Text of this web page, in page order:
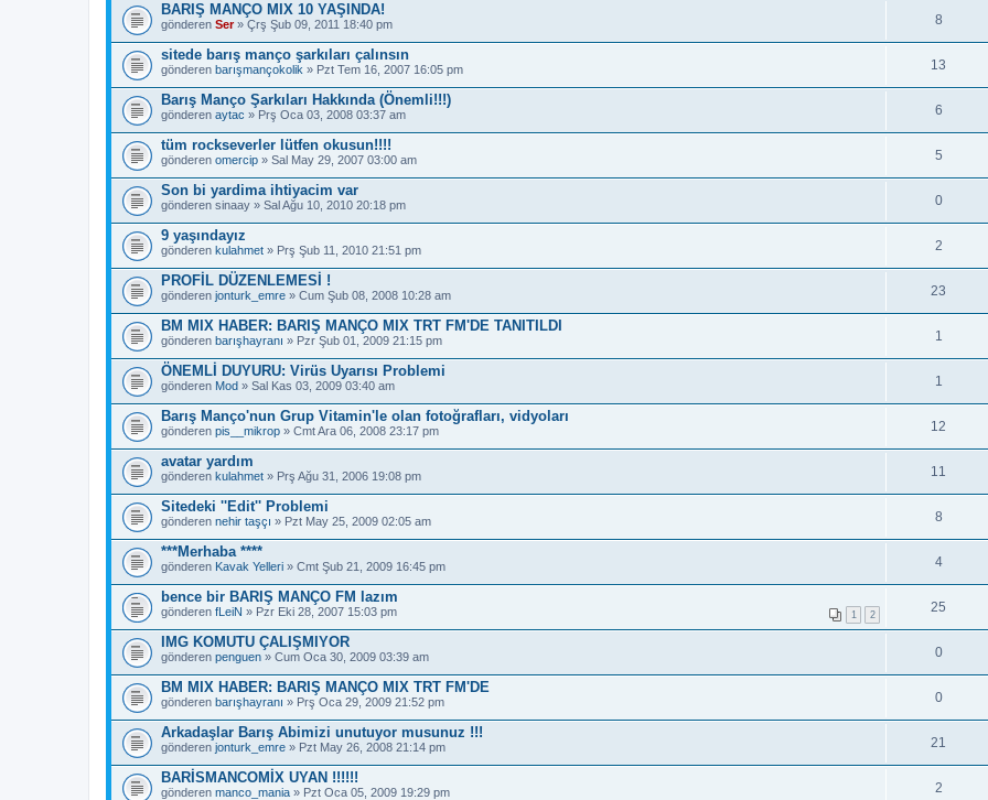
BARIŞ MANÇO MIX 10 YAŞINDA!
gönderen Ser» Çrş Şub 09, 2011 18:40 pm 8
sitede barış manço şarkıları çalınsın
gönderen barışmançokolik » Pzt Tem 16, 2007 16:05 pm 13
Barış Manço Şarkıları Hakkında (Önemli!!!)
gönderen aytac » Prş Oca 03, 2008 03:37 am 6
tüm rockseverler lütfen okusun!!!!
gönderen omercip » Sal May 29, 2007 03:00 am 5
Son bi yardima ihtiyacim var
gönderen sinaay » Sal Ağu 10, 2010 20:18 pm 0
9 yaşındayız
gönderen kulahmet » Prş Şub 11, 2010 21:51 pm 2
PROFİL DÜZENLEMESİ !
gönderen jonturk_emre » Cum Şub 08, 2008 10:28 am 23
BM MIX HABER: BARIŞ MANÇO MIX TRT FM'DE TANITILDI
gönderen barışhayranı » Pzr Şub 01, 2009 21:15 pm 1
ÖNEMLİ DUYURU: Virüs Uyarısı Problemi
gönderen Mod » Sal Kas 03, 2009 03:40 am 1
Barış Manço'nun Grup Vitamin'le olan fotoğrafları, vidyoları
gönderen pis__mikrop » Cmt Ara 06, 2008 23:17 pm 12
avatar yardım
gönderen kulahmet » Prş Ağu 31, 2006 19:08 pm 11
Sitedeki ''Edit'' Problemi
gönderen nehir taşçı » Pzt May 25, 2009 02:05 am 8
***Merhaba ****
gönderen Kavak Yelleri » Cmt Şub 21, 2009 16:45 pm 4
bence bir BARIŞ MANÇO FM lazım
1 2
gönderen fLeiN » Pzr Eki 28, 2007 15:03 pm 25
IMG KOMUTU ÇALIŞMIYOR
gönderen penguen » Cum Oca 30, 2009 03:39 am 0
BM MIX HABER: BARIŞ MANÇO MIX TRT FM'DE
gönderen barışhayranı » Prş Oca 29, 2009 21:52 pm 0
Arkadaşlar Barış Abimizi unutuyor musunuz !!!
gönderen jonturk_emre » Pzt May 26, 2008 21:14 pm 21
BARİSMANCOMİX UYAN !!!!!!
gönderen manco_mania » Pzt Oca 05, 2009 19:29 pm 2